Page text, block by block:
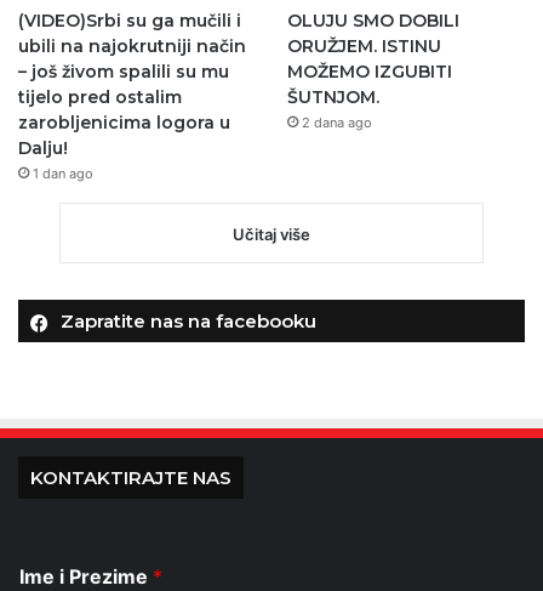
(VIDEO)Srbi su ga mučili i
ubili na najokrutniji način
– još živom spalili su mu
tijelo pred ostalim
zarobljenicima logora u
Dalju!
1 dan ago
OLUJU SMO DOBILI
ORUŽJEM. ISTINU
MOŽEMO IZGUBITI
ŠUTNJOM.
2 dana ago
Učitaj više
Zapratite nas na facebooku
KONTAKTIRAJTE NAS
Ime i Prezime *